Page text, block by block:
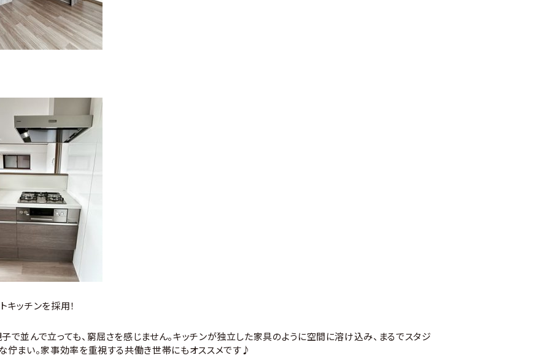
キッチンを採用！
で並んで立っても、窮屈さを感じません。キッチンが独立した家具のように空間に溶け込み、まるでスタジ
佇まい。家事効率を重視する共働き世帯にもオススメです♪